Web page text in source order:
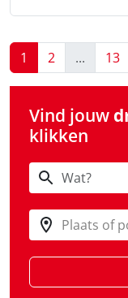
1 2 ... 13
Vind jouw
klikken
Plaats of